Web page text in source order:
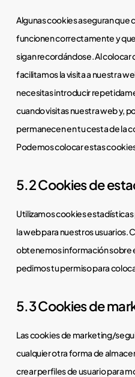
Algunas cookies aseguran que
funcionen correctamente y
sigan recordándose. Al
facilitamos la visita a nuestra
necesitas introducir
cuando visitas nuestra web y,
permanecen en tu cesta de la
Podemos colocar estas
5.2 Cookies de
Utilizamos cookies
la web para nuestros usuarios.
obtenemos información sobre
pedimos tu permiso para
5.3 Cookies de
Las cookies de marketing/
cualquier otra forma de
crear perfiles de usuario para